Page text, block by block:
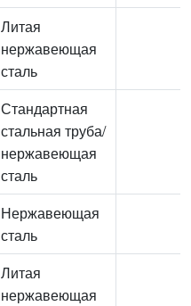
Литая
нержавеющая
сталь
Стандартная
стальная труба/
нержавеющая
сталь
Нержавеющая
сталь
Литая
нержавеющая